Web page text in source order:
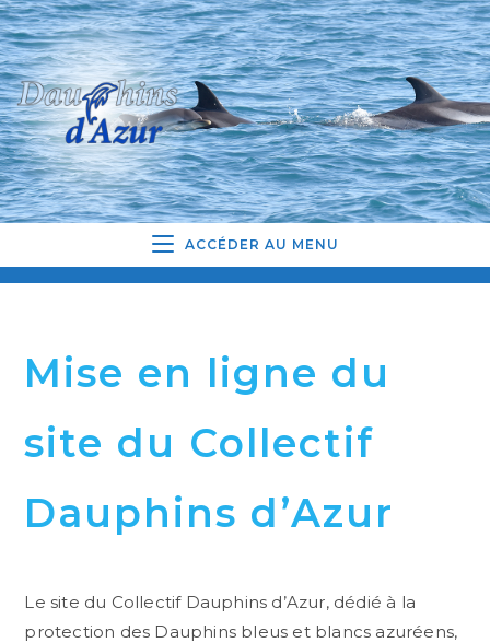
ACCÉDER AU MENU
Mise en ligne du
site du Collectif
Dauphins d’Azur
Le site du Collectif Dauphins d’Azur, dédié à la
protection des Dauphins bleus et blancs azuréens,